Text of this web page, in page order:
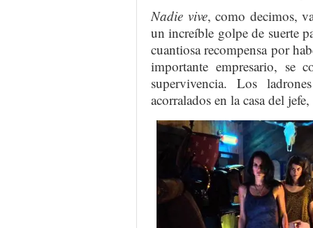
Nadie vive, como decimos,
un increíble golpe de suerte
cuantiosa recompensa por
importante empresario, se
supervivencia. Los
acorralados en la casa del